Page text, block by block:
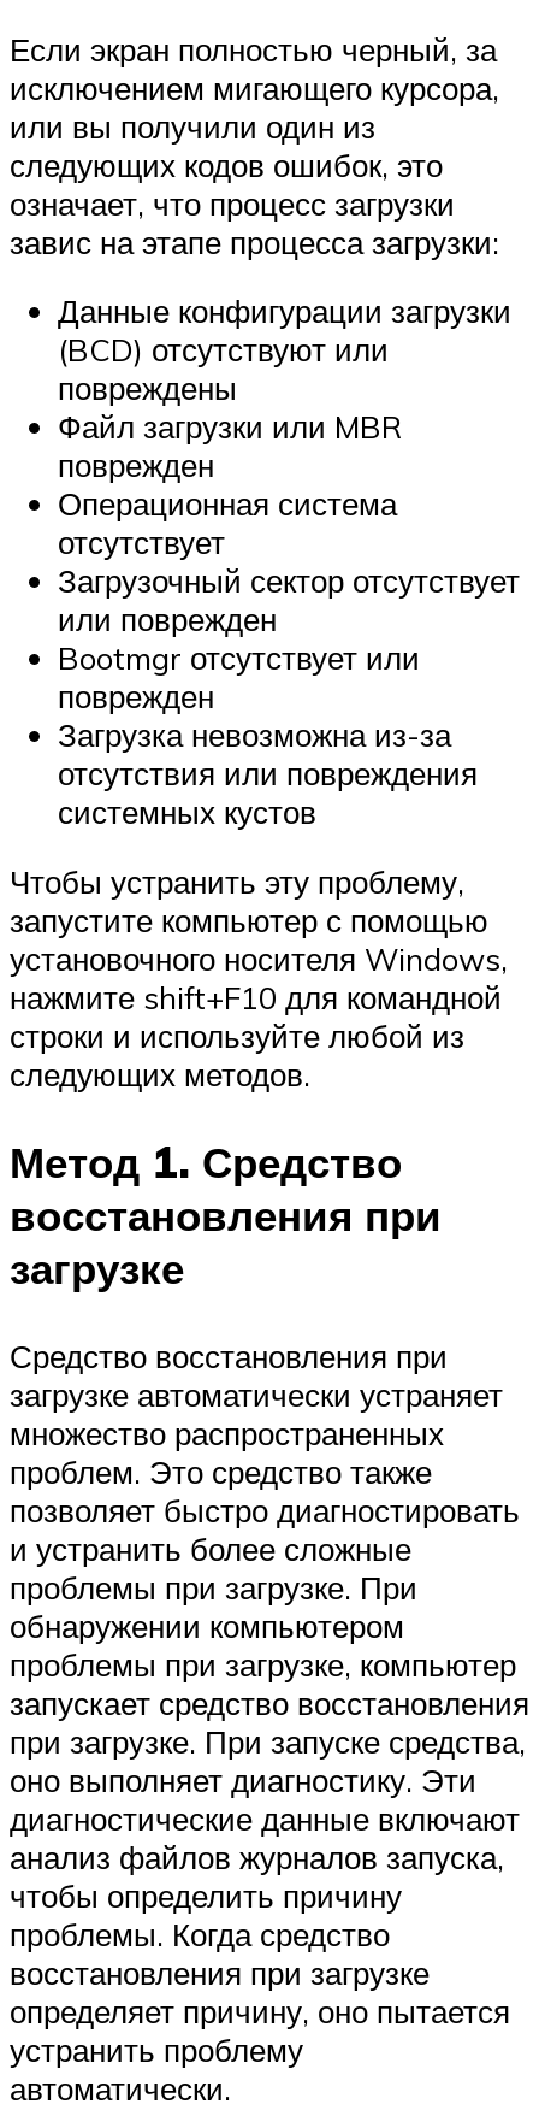
Если экран полностью черный, за
исключением мигающего курсора,
или вы получили один из
следующих кодов ошибок, это
означает, что процесс загрузки
завис на этапе процесса загрузки:
Данные конфигурации загрузки
(BCD) отсутствуют или
повреждены
Файл загрузки или MBR
поврежден
Операционная система
отсутствует
Загрузочный сектор отсутствует
или поврежден
Bootmgr отсутствует или
поврежден
Загрузка невозможна из-за
отсутствия или повреждения
системных кустов
Чтобы устранить эту проблему,
запустите компьютер с помощью
установочного носителя Windows,
нажмите shift+F10 для командной
строки и используйте любой из
следующих методов.
Метод 1. Средство
восстановления при
загрузке
Средство восстановления при
загрузке автоматически устраняет
множество распространенных
проблем. Это средство также
позволяет быстро диагностировать
и устранить более сложные
проблемы при загрузке. При
обнаружении компьютером
проблемы при загрузке, компьютер
запускает средство восстановления
при загрузке. При запуске средства,
оно выполняет диагностику. Эти
диагностические данные включают
анализ файлов журналов запуска,
чтобы определить причину
проблемы. Когда средство
восстановления при загрузке
определяет причину, оно пытается
устранить проблему
автоматически.